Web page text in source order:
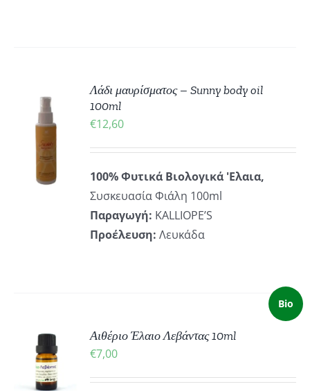
Λάδι μαυρίσματος – Sunny body oil
100ml
€12,60
100% Φυτικά Βιολογικά 'Ελαια,
Συσκευασία Φιάλη 100ml
Παραγωγή: KALLIOPE’S
Προέλευση: Λευκάδα
Bio
Αιθέριο Έλαιο Λεβάντας 10ml
€7,00